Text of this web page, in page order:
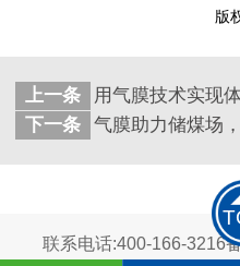
版
上一条
用气膜技术实现
下一条
气膜助力储煤场，“
联系电话:400-166-3216